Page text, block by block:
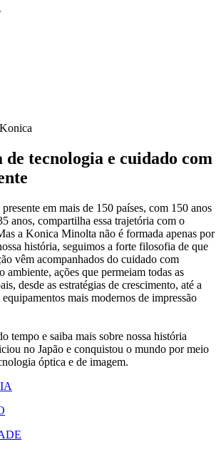
tecnologia e cuidado com
em mais de 150 países, com 150 anos
anos, compartilha essa trajetória com o
a Konica Minolta não é formada apenas por
história, seguimos a forte filosofia de que
vêm acompanhados do cuidado com
ambiente, ações que permeiam todas as
desde as estratégias de crescimento, até a
mais modernos de impressão
tempo e saiba mais sobre nossa história
no Japão e conquistou o mundo por meio
óptica e de imagem.